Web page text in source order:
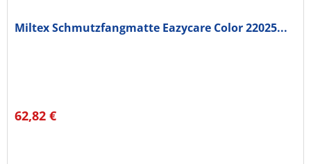
Miltex Schmutzfangmatte Eazycare Color 22025...
62,82 €